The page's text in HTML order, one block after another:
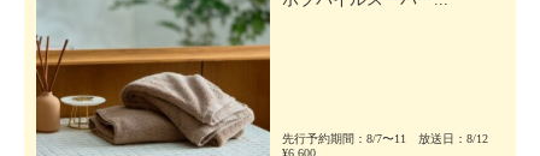
先行予約期間：8/7〜11 放送日：8/12
¥6,600